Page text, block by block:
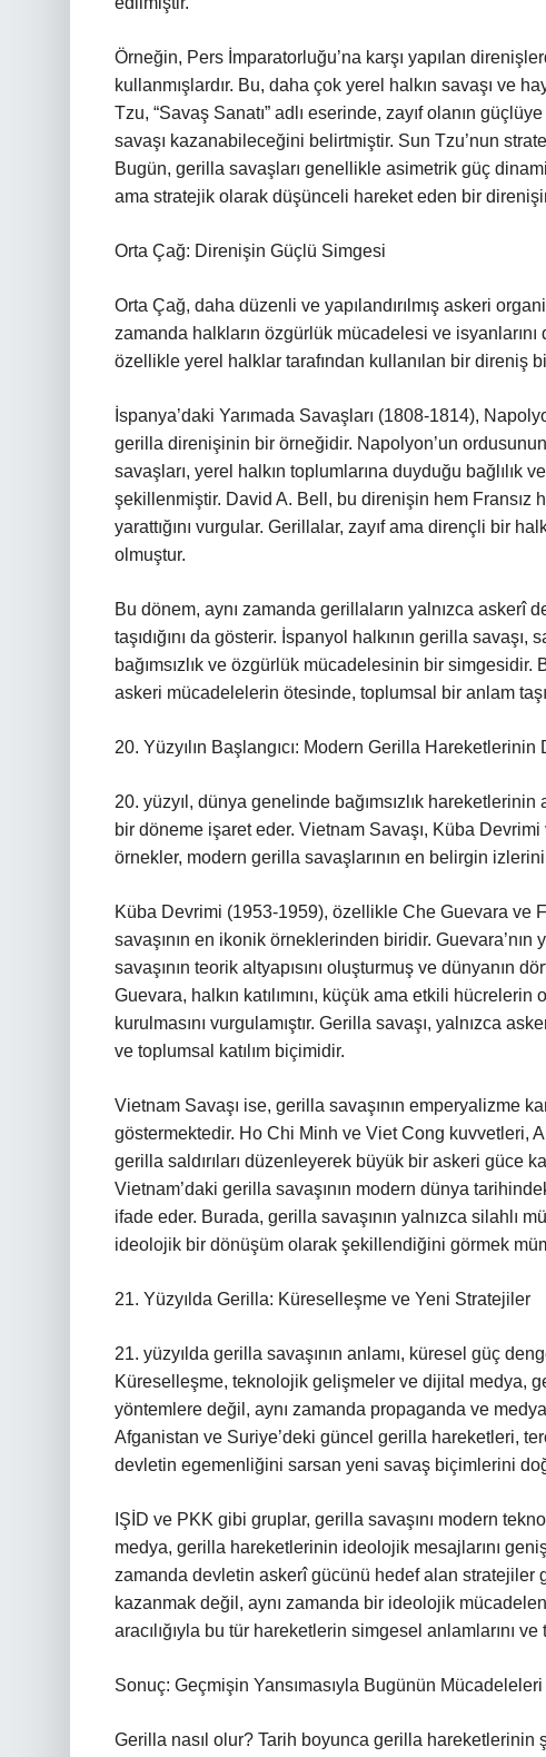
Örneğin, Pers İmparatorluğu’na karşı yapılan
kullanmışlardır. Bu, daha çok yerel halkın savaşı ve
Tzu, “Savaş Sanatı” adlı eserinde, zayıf olanın
savaşı kazanabileceğini belirtmiştir. Sun Tzu’nun
Bugün, gerilla savaşları genellikle asimetrik güç
ama stratejik olarak düşünceli hareket eden bir
Orta Çağ: Direnişin Güçlü Simgesi
Orta Çağ, daha düzenli ve yapılandırılmış askeri
zamanda halkların özgürlük mücadelesi ve isyanlarını
özellikle yerel halklar tarafından kullanılan bir direniş
İspanya’daki Yarımada Savaşları (1808-1814),
gerilla direnişinin bir örneğidir. Napolyon’un ordusunun
savaşları, yerel halkın toplumlarına duyduğu bağlılık
şekillenmiştir. David A. Bell, bu direnişin hem Fransız
yarattığını vurgular. Gerillalar, zayıf ama dirençli bir
olmuştur.
Bu dönem, aynı zamanda gerillaların yalnızca askerî
taşıdığını da gösterir. İspanyol halkının gerilla
bağımsızlık ve özgürlük mücadelesinin bir
askeri mücadelelerin ötesinde, toplumsal bir anlam
20. Yüzyılın Başlangıcı: Modern Gerilla Hareketlerinin
20. yüzyıl, dünya genelinde bağımsızlık hareketlerinin
bir döneme işaret eder. Vietnam Savaşı, Küba Devrimi
örnekler, modern gerilla savaşlarının en belirgin izlerini
Küba Devrimi (1953-1959), özellikle Che Guevara ve
savaşının en ikonik örneklerinden biridir. Guevara’nın
savaşının teorik altyapısını oluşturmuş ve dünyanın
Guevara, halkın katılımını, küçük ama etkili
kurulmasını vurgulamıştır. Gerilla savaşı, yalnızca
ve toplumsal katılım biçimidir.
Vietnam Savaşı ise, gerilla savaşının emperyalizme
göstermektedir. Ho Chi Minh ve Viet Cong kuvvetleri,
gerilla saldırıları düzenleyerek büyük bir askeri güce
Vietnam’daki gerilla savaşının modern dünya
ifade eder. Burada, gerilla savaşının yalnızca silahlı
ideolojik bir dönüşüm olarak şekillendiğini görmek
21. Yüzyılda Gerilla: Küreselleşme ve Yeni Stratejiler
21. yüzyılda gerilla savaşının anlamı, küresel güç
Küreselleşme, teknolojik gelişmeler ve dijital medya,
yöntemlere değil, aynı zamanda propaganda ve
Afganistan ve Suriye’deki güncel gerilla hareketleri,
devletin egemenliğini sarsan yeni savaş biçimlerini
IŞİD ve PKK gibi gruplar, gerilla savaşını modern
medya, gerilla hareketlerinin ideolojik mesajlarını
zamanda devletin askerî gücünü hedef alan stratejiler
kazanmak değil, aynı zamanda bir ideolojik
aracılığıyla bu tür hareketlerin simgesel anlamlarını
Sonuç: Geçmişin Yansımasıyla Bugünün Mücadeleleri
Gerilla nasıl olur? Tarih boyunca gerilla